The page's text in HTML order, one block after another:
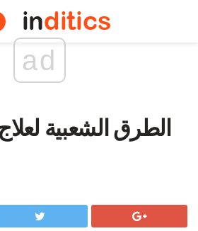
ad
الطرق الشعبية